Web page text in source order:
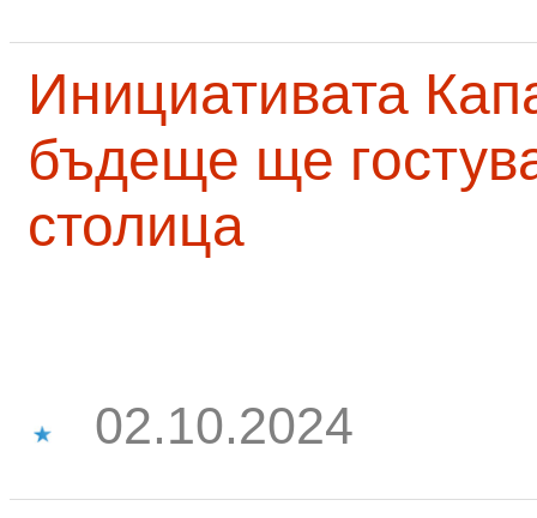
Инициативата
бъдеще ще
столица
02.10.2024